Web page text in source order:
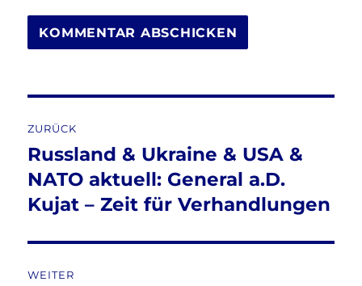
ZURÜCK
Vorheriger
Beitrag:
Russland & Ukraine & USA &
NATO aktuell: General a.D.
Kujat – Zeit für Verhandlungen
WEITER